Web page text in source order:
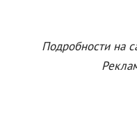
Подробности на